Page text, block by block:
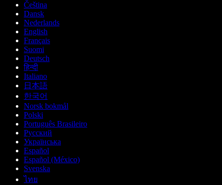
Čeština
Dansk
Nederlands
English
Français
Suomi
Deutsch
हिन्दी
Italiano
日本語
한국어
Norsk bokmål
Polski
Português Brasileiro
Русский
Українська
Español
Español (México)
Svenska
ไทย